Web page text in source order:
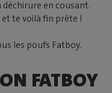
en cousant.
et te voilà fin prête !
les poufs Fatboy.
FATBOY